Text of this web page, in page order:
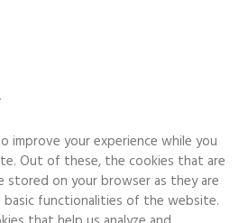
improve your experience while you
Out of these, the cookies that are
stored on your browser as they are
functionalities of the website.